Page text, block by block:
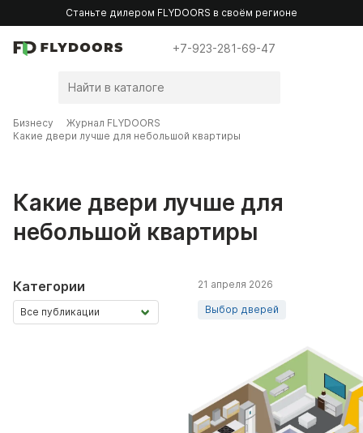
Станьте дилером FLYDOORS в своём регионе
+7-923-281-69-47
Бизнесу
Журнал FLYDOORS
Какие двери лучше для небольшой квартиры
Какие двери лучше для
небольшой квартиры
Категории 21 апреля 2026
Выбор дверей